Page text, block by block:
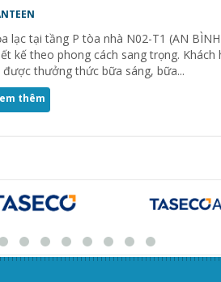
lạc tại tầng P tòa nhà N02-T1 (AN
kế theo phong cách sang trọng.
được thưởng thức bữa sáng, bữa...
thêm